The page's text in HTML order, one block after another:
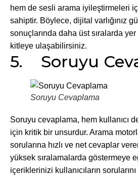
hem de sesli arama iyileştirmeleri
sahiptir. Böylece, dijital varlığınız
sonuçlarında daha üst sıralarda
kitleye ulaşabilirsiniz.
5. Soruyu
Soruyu Cevaplama
Soruyu cevaplama, hem kullanıcı
için kritik bir unsurdur. Arama
sorularına hızlı ve net cevaplar
yüksek sıralamalarda göstermeye
içeriklerinizi kullanıcıların